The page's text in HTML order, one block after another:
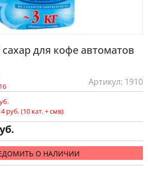
для кофе автоматов
Артикул: 1910
руб. (10 кат. + смв)
О НАЛИЧИИ